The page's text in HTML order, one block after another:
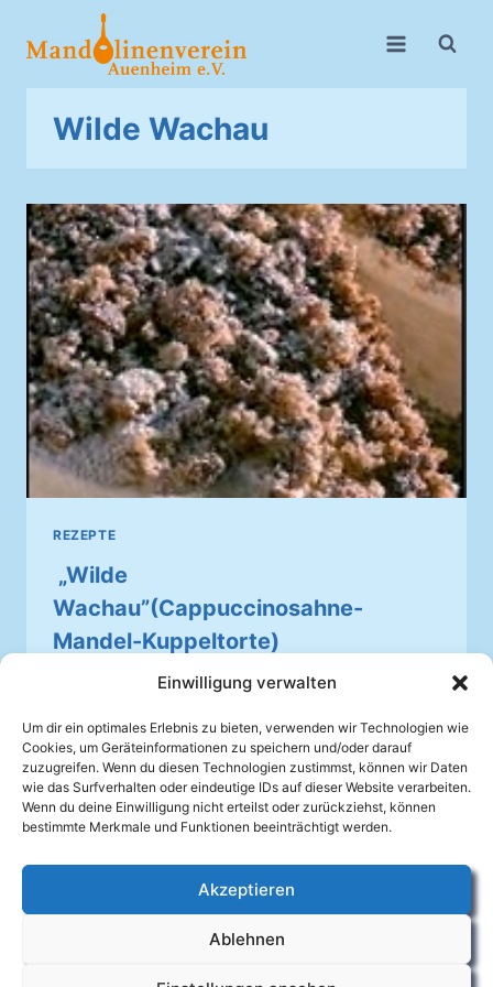
Einwilligung verwalten
Um dir ein optimales Erlebnis zu bieten, verwenden wir Technologien wie
Cookies, um Geräteinformationen zu speichern und/oder darauf
zuzugreifen. Wenn du diesen Technologien zustimmst, können wir Daten
wie das Surfverhalten oder eindeutige IDs auf dieser Website verarbeiten.
Wenn du deine Einwilligung nicht erteilst oder zurückziehst, können
bestimmte Merkmale und Funktionen beeinträchtigt werden.
Akzeptieren
Ablehnen
Inhalt
Wilde Wachau
REZEPTE
„Wilde
Wachau”(Cappuccinosahne-
Mandel-Kuppeltorte)
Johannes Mellein 02.10.2025
Gab’s am Kuchenbuffet bei unserem
Herbstkonzert 2007
WEITERLESEN„WILDE
WACHAU”(CAPPUCCINOSAHNE-
Facebook
Datenschutzerklärung
Cookie-Richtlinie (EU)
Kontakt